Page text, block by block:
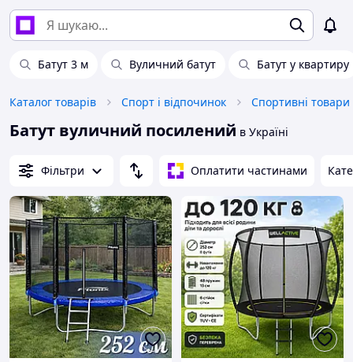
Батут 3 м Вуличний батут Батут у квартиру
Каталог товарів Спорт і відпочинок Спортивні товари
Батут вуличний посилений в Україні
Фільтри Оплатити частинами